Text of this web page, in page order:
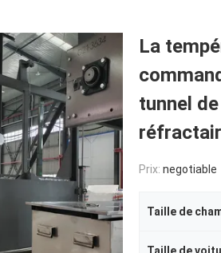
La
tunnel
Prix: negotiable
Taille de